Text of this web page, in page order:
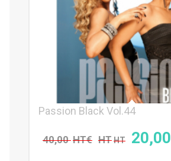
Passion Black Vol.44
40,00 € 20,00